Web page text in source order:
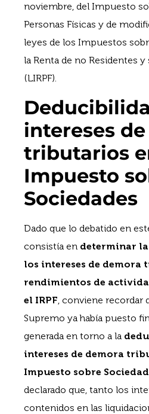
noviembre, del Impuesto
Personas Físicas y de
leyes de los Impuestos
la Renta de no Residentes
(LIRPF).
intereses
tributarios
Impuesto
Sociedades
Dado que lo debatido en
consistía en determinar
los intereses de demora
rendimientos de
el IRPF , conviene recordar
Supremo ya había puesto
generada en torno a la
intereses de demora
Impuesto sobre
declarado que, tanto los
contenidos en las